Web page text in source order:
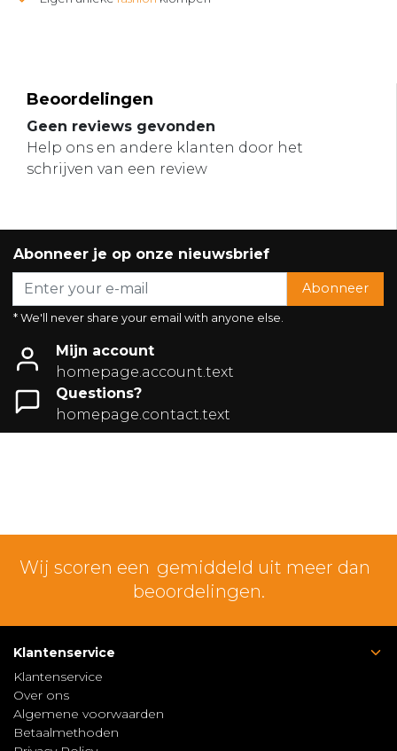
Beoordelingen
Geen reviews gevonden
Help ons en andere klanten door het
schrijven van een review
Abonneer je op onze nieuwsbrief
Abonneer
* We'll never share your email with anyone else.
Mijn account
homepage.account.text
Questions?
homepage.contact.text
Wij scoren een gemiddeld uit meer dan
beoordelingen.
Klantenservice
Klantenservice
Over ons
Algemene voorwaarden
Betaalmethoden